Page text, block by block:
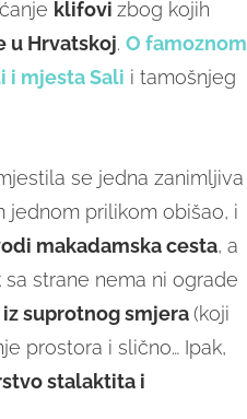
klifovi zbog kojih
u Hrvatskoj. O famoznom
i mjesta Sali i tamošnjeg
se jedna zanimljiva
jednom prilikom obišao, i
makadamska cesta, a
strane nema ni ograde
suprotnog smjera(koji
prostora i slično… Ipak,
stalaktita i